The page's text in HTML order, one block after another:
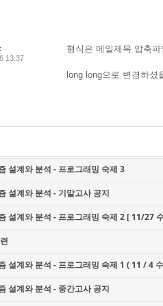
13:37
형식은 메일제목 압축
long long으로 변경하
설계와 분석 - 프로그래밍 숙제 3
설계와 분석 - 기말고사 공지
설계와 분석 - 프로그래밍 숙제 2 [ 11/27
설계와 분석 - 프로그래밍 숙제 1 ( 11 / 4
설계와 분석 - 중간고사 공지